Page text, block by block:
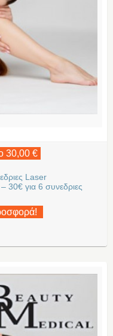
30,00 €
Laser
30€ για 6 συνεδριες